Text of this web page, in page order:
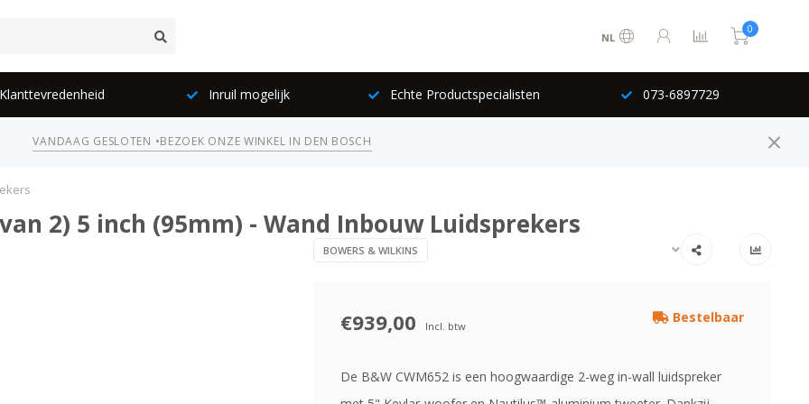
NL
0
Inruil mogelijk Echte Productspecialisten 073-6897729
VANDAAG GESLOTEN •BEZOEK ONZE WINKEL IN DEN BOSCH
2) 5 inch (95mm) - Wand Inbouw Luidsprekers
BOWERS & WILKINS
€939,00 Incl. btw
Bestelbaar
De B&W CWM652 is een hoogwaardige 2-weg in-wall luidspreker